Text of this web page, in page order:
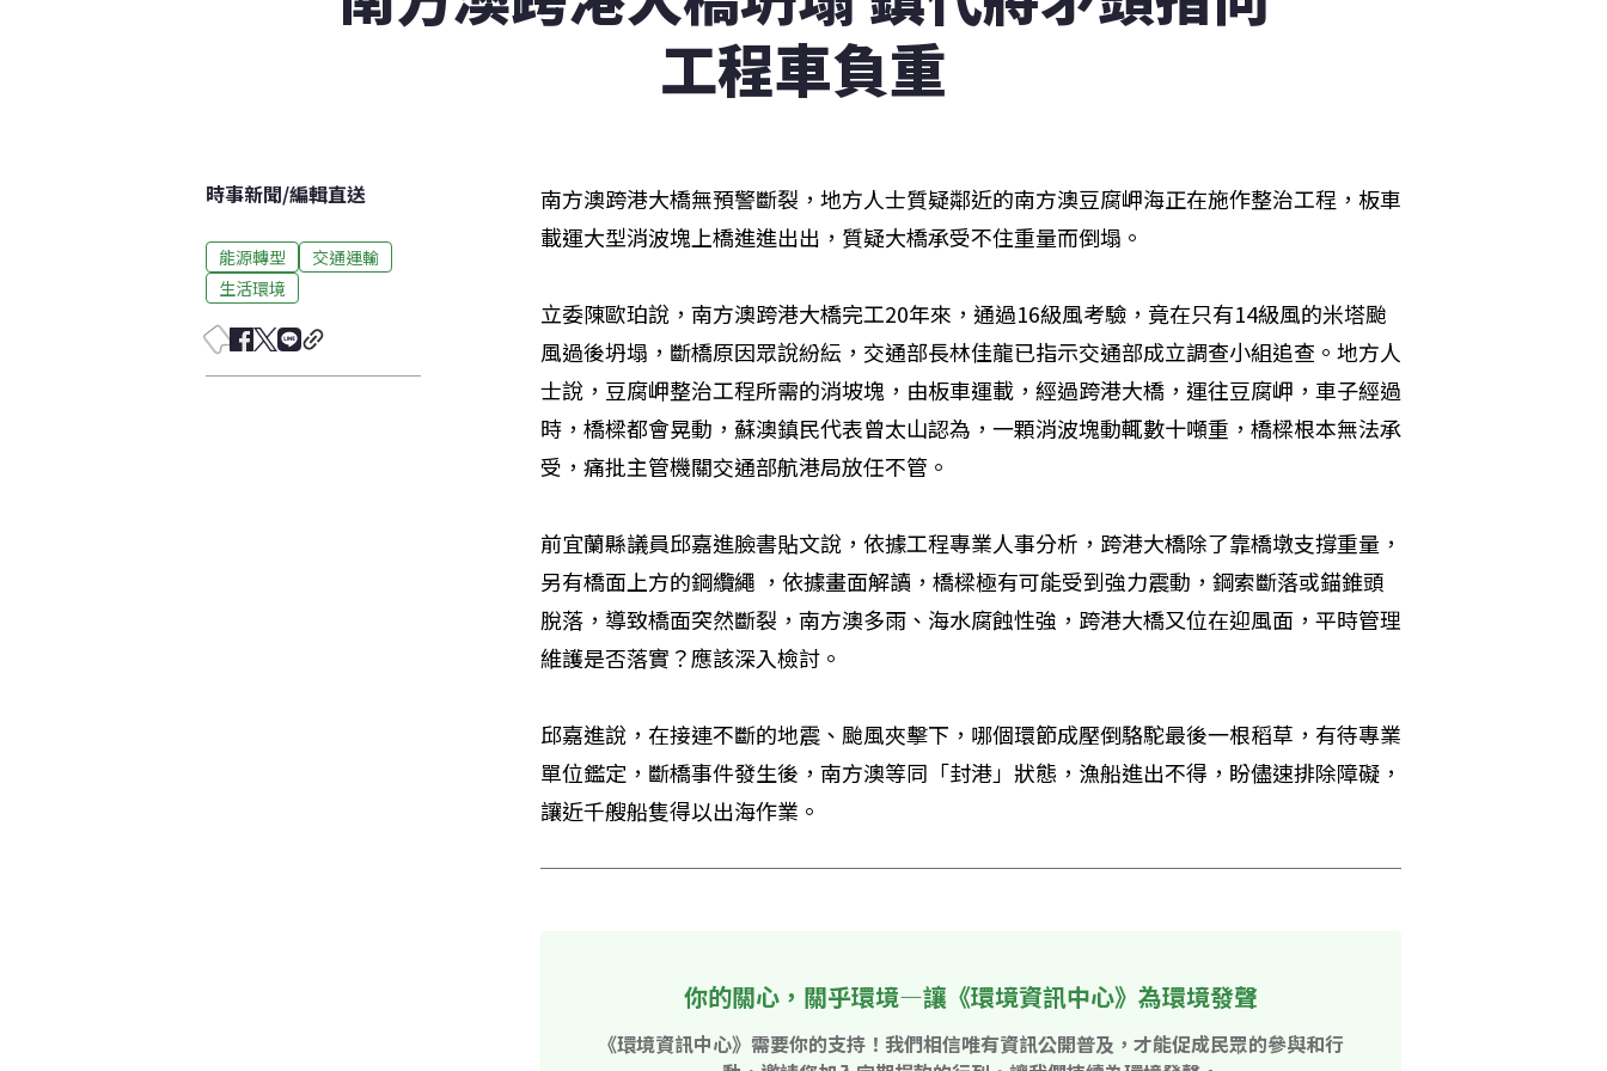
工程車負重
時事新聞/編輯直送
能源轉型
交通運輸
生活環境
南方澳跨港大橋無預警斷裂，地方人士質疑鄰近的南方澳豆腐岬海正在施作整治工程，板車
載運大型消波塊上橋進進出出，質疑大橋承受不住重量而倒塌。
立委陳歐珀說，南方澳跨港大橋完工20年來，通過16級風考驗，竟在只有14級風的米塔颱
風過後坍塌，斷橋原因眾說紛紜，交通部長林佳龍已指示交通部成立調查小組追查。地方人
士說，豆腐岬整治工程所需的消坡塊，由板車運載，經過跨港大橋，運往豆腐岬，車子經過
時，橋樑都會晃動，蘇澳鎮民代表曾太山認為，一顆消波塊動輒數十噸重，橋樑根本無法承
受，痛批主管機關交通部航港局放任不管。
前宜蘭縣議員邱嘉進臉書貼文說，依據工程專業人事分析，跨港大橋除了靠橋墩支撐重量，
另有橋面上方的鋼纜繩 ，依據畫面解讀，橋樑極有可能受到強力震動，鋼索斷落或錨錐頭
脫落，導致橋面突然斷裂，南方澳多雨、海水腐蝕性強，跨港大橋又位在迎風面，平時管理
維護是否落實？應該深入檢討。
邱嘉進說，在接連不斷的地震、颱風夾擊下，哪個環節成壓倒駱駝最後一根稻草，有待專業
單位鑑定，斷橋事件發生後，南方澳等同「封港」狀態，漁船進出不得，盼儘速排除障礙，
讓近千艘船隻得以出海作業。
你的關心，關乎環境—讓《環境資訊中心》為環境發聲
《環境資訊中心》需要你的支持！我們相信唯有資訊公開普及，才能促成民眾的參與和行